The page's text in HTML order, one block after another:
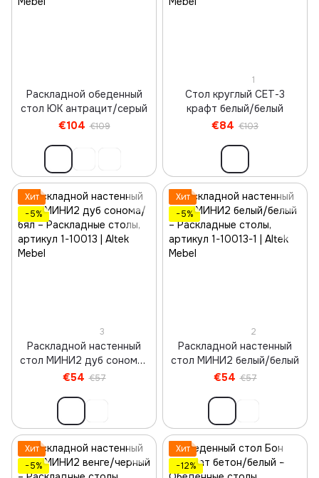
Раскладной обеденный
стол ЮК антрацит/серый
€104 €109
1
Стол круглый СЕТ-3
крафт белый/белый
€84 €103
Хит
−5%
3
Раскладной настенный
стол МИНИ2 дуб сонома/
бял
€54 €57
Хит
−5%
2
Раскладной настенный
стол МИНИ2 белый/белый
€54 €57
Хит
−5%
Хит
−12%